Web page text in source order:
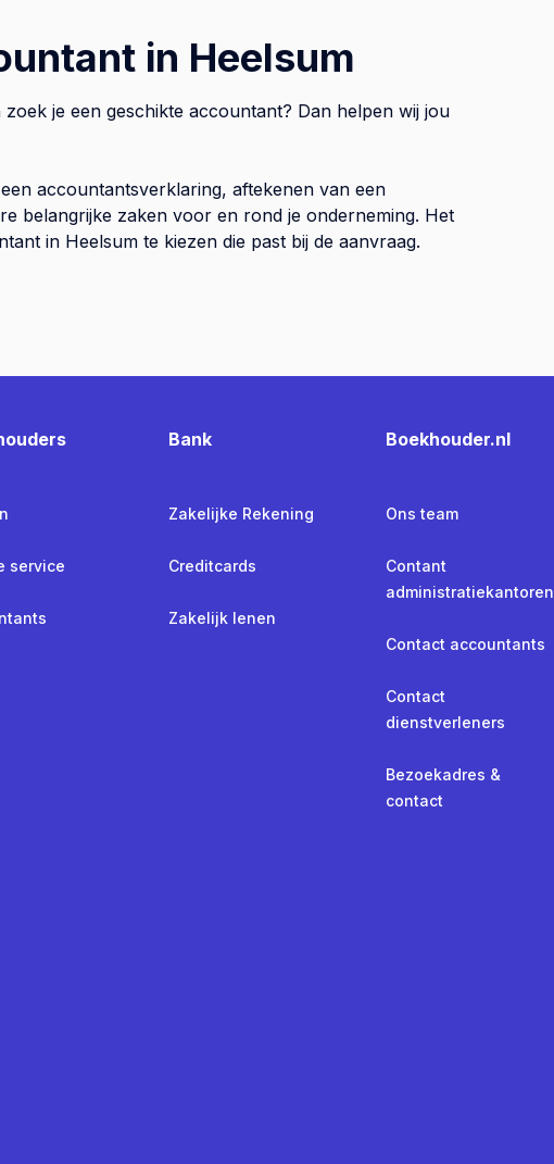
in Heelsum
zoek je een geschikte accountant? Dan helpen wij jou
accountantsverklaring, aftekenen van een
belangrijke zaken voor en rond je onderneming. Het
in Heelsum te kiezen die past bij de aanvraag.
service
Bank
Zakelijke Rekening
Creditcards
Zakelijk lenen
Boekhouder.nl
Ons team
Contant
administratiekantoren
Contact accountants
Contact
dienstverleners
Bezoekadres &
contact